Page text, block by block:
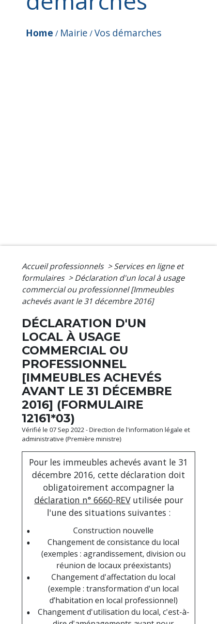
Home / Mairie /Vos démarches
Accueil professionnels > Services en ligne et
formulaires > Déclaration d'un local à usage
commercial ou professionnel [Immeubles
achevés avant le 31 décembre 2016]
DÉCLARATION D'UN
LOCAL À USAGE
COMMERCIAL OU
PROFESSIONNEL
[IMMEUBLES ACHEVÉS
AVANT LE 31 DÉCEMBRE
2016] (FORMULAIRE
12161*03)
Vérifié le 07 Sep 2022 - Direction de l'information légale et
administrative (Première ministre)
Pour les immeubles achevés avant le 31
décembre 2016, cette déclaration doit
obligatoirement accompagner la
déclaration n° 6660-REVutilisée pour
l'une des situations suivantes :
Construction nouvelle
Changement de consistance du local
(exemples : agrandissement, division ou
réunion de locaux préexistants)
Changement d'affectation du local
(exemple : transformation d'un local
d’habitation en local professionnel)
Changement d'utilisation du local, c'est-à-